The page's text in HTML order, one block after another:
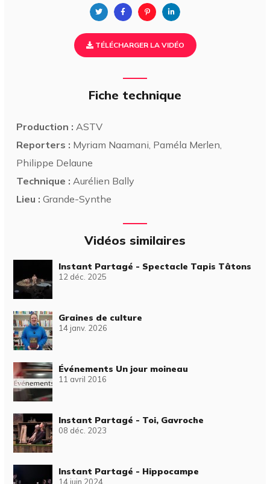
TÉLÉCHARGER LA VIDÉO
Fiche technique
Production : ASTV
Reporters : Myriam Naamani, Paméla Merlen,
Philippe Delaune
Technique : Aurélien Bally
Lieu : Grande-Synthe
Vidéos similaires
Instant Partagé - Spectacle Tapis Tâtons
12 déc. 2025
Graines de culture
14 janv. 2026
Événements Un jour moineau
11 avril 2016
Instant Partagé - Toi, Gavroche
08 déc. 2023
Instant Partagé - Hippocampe
14 juin 2024